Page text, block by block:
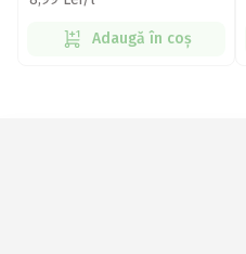
Adaugă în coș